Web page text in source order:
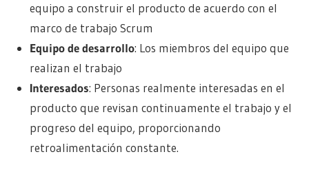
equipo a construir el producto de acuerdo con el
marco de trabajo Scrum
Equipo de desarrollo: Los miembros del equipo que
realizan el trabajo
Interesados: Personas realmente interesadas en el
producto que revisan continuamente el trabajo y el
progreso del equipo, proporcionando
retroalimentación constante.